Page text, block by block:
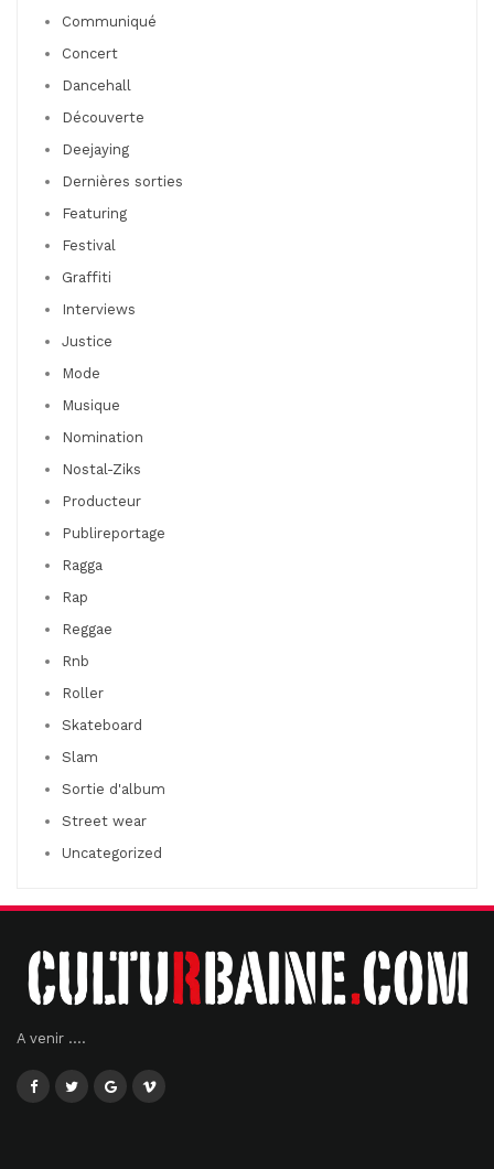
Communiqué
Concert
Dancehall
Découverte
Deejaying
Dernières sorties
Featuring
Festival
Graffiti
Interviews
Justice
Mode
Musique
Nomination
Nostal-Ziks
Producteur
Publireportage
Ragga
Rap
Reggae
Rnb
Roller
Skateboard
Slam
Sortie d'album
Street wear
Uncategorized
A venir ....